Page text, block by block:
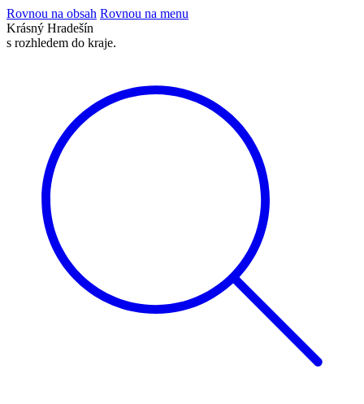
Rovnou na obsah Rovnou na menu
Krásný Hradešín
s rozhledem do kraje.